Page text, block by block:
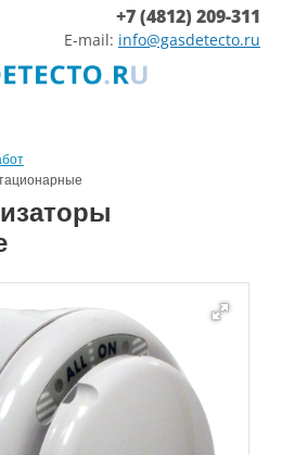
+7 (4812) 209-311
E-mail: info@gasdetecto.ru